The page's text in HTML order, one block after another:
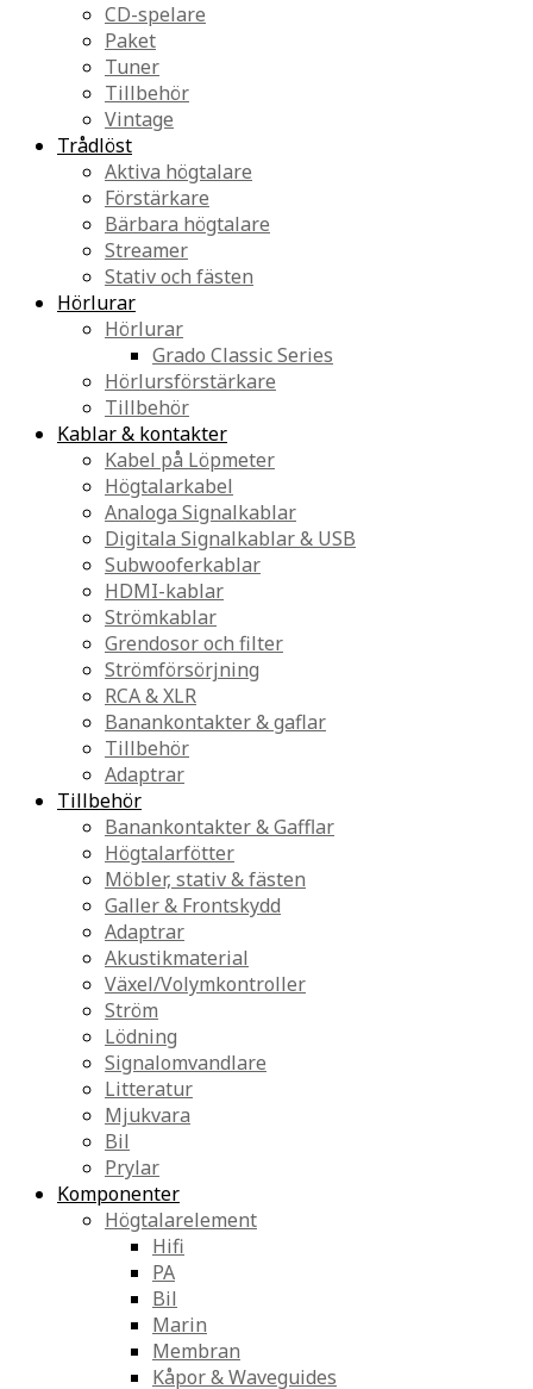
CD-spelare
Paket
Tuner
Tillbehör
Vintage
Trådlöst
Aktiva högtalare
Förstärkare
Bärbara högtalare
Streamer
Stativ och fästen
Hörlurar
Hörlurar
Grado Classic Series
Hörlursförstärkare
Tillbehör
Kablar & kontakter
Kabel på Löpmeter
Högtalarkabel
Analoga Signalkablar
Digitala Signalkablar & USB
Subwooferkablar
HDMI-kablar
Strömkablar
Grendosor och filter
Strömförsörjning
RCA & XLR
Banankontakter & gaflar
Tillbehör
Adaptrar
Tillbehör
Banankontakter & Gafflar
Högtalarfötter
Möbler, stativ & fästen
Galler & Frontskydd
Adaptrar
Akustikmaterial
Växel/Volymkontroller
Ström
Lödning
Signalomvandlare
Litteratur
Mjukvara
Bil
Prylar
Komponenter
Högtalarelement
Hifi
PA
Bil
Marin
Membran
Kåpor & Waveguides